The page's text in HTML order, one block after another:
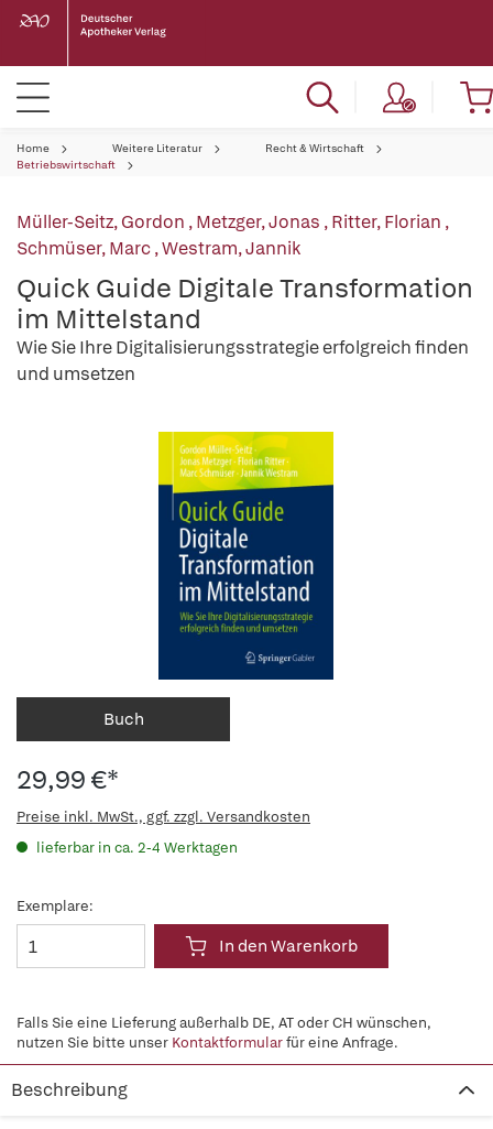
Home Weitere Literatur
Recht & Wirtschaft
Betriebswirtschaft
Müller-Seitz, Gordon ,Metzger, Jonas ,Ritter, Florian ,
Schmüser, Marc,Westram, Jannik
Quick Guide Digitale Transformation
im Mittelstand
Wie Sie Ihre Digitalisierungsstrategie erfolgreich finden
und umsetzen
Buch
29,99 €*
Preise inkl. MwSt., ggf. zzgl. Versandkosten
lieferbar in ca. 2-4 Werktagen
Exemplare:
In den Warenkorb
Falls Sie eine Lieferung außerhalb DE, AT oder CH wünschen,
nutzen Sie bitte unser Kontaktformularfür eine Anfrage.
Beschreibung